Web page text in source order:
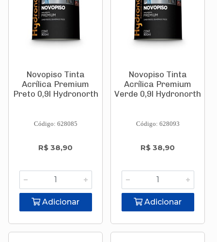
Novopiso Tinta
Acrílica Premium
Preto 0,9l Hydronorth
Código: 628085
R$ 38,90
Adicionar
Novopiso Tinta
Acrílica Premium
Verde 0,9l Hydronorth
Código: 628093
R$ 38,90
Adicionar